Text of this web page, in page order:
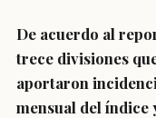
De acuerdo al
trece divisiones
aportaron
mensual del índice